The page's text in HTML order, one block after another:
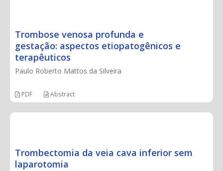
Trombose venosa profunda e
gestação: aspectos etiopatogênicos e
terapêuticos
Paulo Roberto Mattos da Silveira
PDF Abstract
Trombectomia da veia cava inferior sem
laparotomia